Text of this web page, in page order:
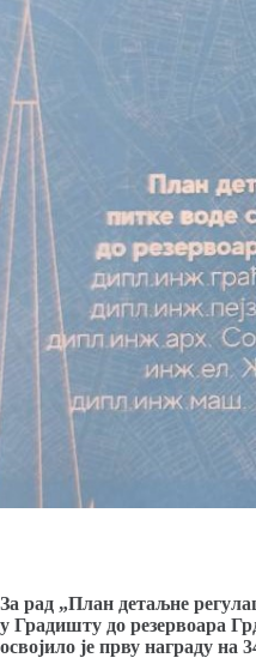
За рад „План детаљне
у Градишту до резервоара
освојило је прву награду